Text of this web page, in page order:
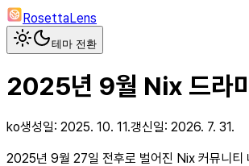
RosettaLens
테마 전환
2025년 9월 Nix 드라
ko생성일: 2025. 10. 11.갱신일: 2026. 7. 31.
2025년 9월 27일 전후로 벌어진 Nix 커뮤니티